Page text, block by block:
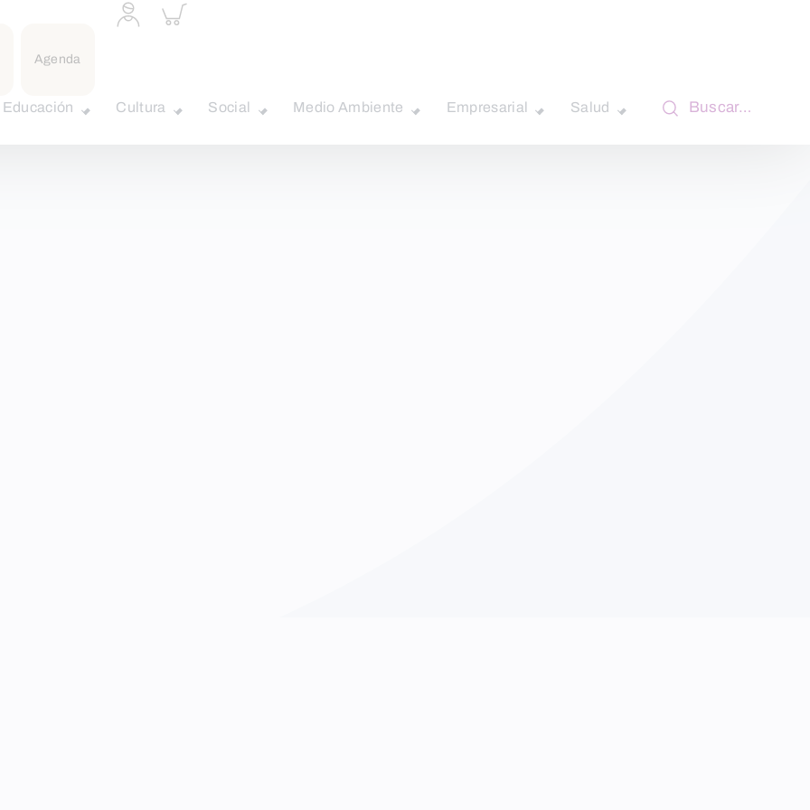
Agenda
Acceder
a
Inspeccionar
carrito
Educación Cultura Social Medio Ambiente Empresarial Salud Buscar…